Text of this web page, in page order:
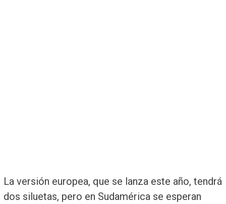
La versión europea, que se lanza este año, tendrá
dos siluetas, pero en Sudamérica se esperan